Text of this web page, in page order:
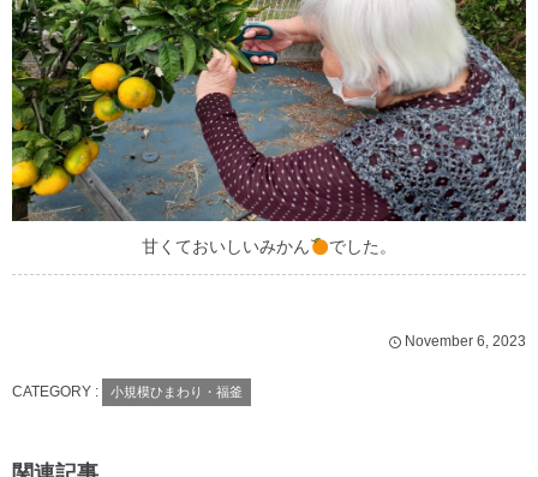
甘くておいしいみかん でした。
November 6, 2023
CATEGORY : 小規模ひまわり・福釜